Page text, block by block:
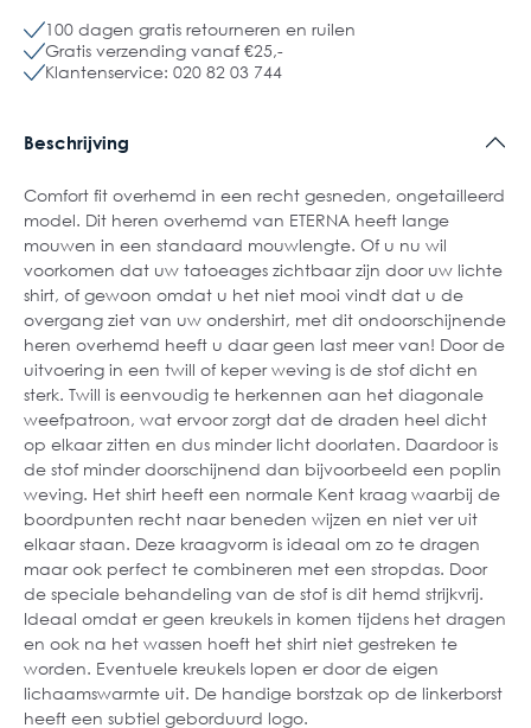
100 dagen gratis retourneren en ruilen
Gratis verzending vanaf €25,-
Klantenservice: 020 82 03 744
Beschrijving
Comfort fit overhemd in een recht gesneden, ongetailleerd
model. Dit heren overhemd van ETERNA heeft lange
mouwen in een standaard mouwlengte. Of u nu wil
voorkomen dat uw tatoeages zichtbaar zijn door uw lichte
shirt, of gewoon omdat u het niet mooi vindt dat u de
overgang ziet van uw ondershirt, met dit ondoorschijnende
heren overhemd heeft u daar geen last meer van! Door de
uitvoering in een twill of keper weving is de stof dicht en
sterk. Twill is eenvoudig te herkennen aan het diagonale
weefpatroon, wat ervoor zorgt dat de draden heel dicht
op elkaar zitten en dus minder licht doorlaten. Daardoor is
de stof minder doorschijnend dan bijvoorbeeld een poplin
weving. Het shirt heeft een normale Kent kraag waarbij de
boordpunten recht naar beneden wijzen en niet ver uit
elkaar staan. Deze kraagvorm is ideaal om zo te dragen
maar ook perfect te combineren met een stropdas. Door
de speciale behandeling van de stof is dit hemd strijkvrij.
Ideaal omdat er geen kreukels in komen tijdens het dragen
en ook na het wassen hoeft het shirt niet gestreken te
worden. Eventuele kreukels lopen er door de eigen
lichaamswarmte uit. De handige borstzak op de linkerborst
heeft een subtiel geborduurd logo.